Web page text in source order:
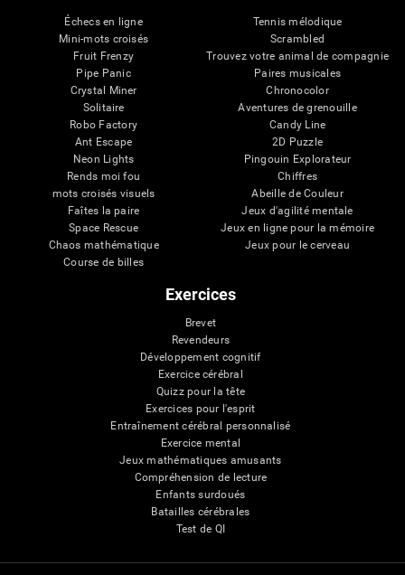
Échecs en ligne
Mini-mots croisés
Fruit Frenzy
Pipe Panic
Crystal Miner
Solitaire
Robo Factory
Ant Escape
Neon Lights
Rends moi fou
mots croisés visuels
Faîtes la paire
Space Rescue
Chaos mathématique
Course de billes
Tennis mélodique
Scrambled
Trouvez votre animal de compagnie
Paires musicales
Chronocolor
Aventures de grenouille
Candy Line
2D Puzzle
Pingouin Explorateur
Chiffres
Abeille de Couleur
Jeux d'agilité mentale
Jeux en ligne pour la mémoire
Jeux pour le cerveau
Exercices
Brevet
Revendeurs
Développement cognitif
Exercice cérébral
Quizz pour la tête
Exercices pour l'esprit
Entraînement cérébral personnalisé
Exercice mental
Jeux mathématiques amusants
Compréhension de lecture
Enfants surdoués
Batailles cérébrales
Test de QI